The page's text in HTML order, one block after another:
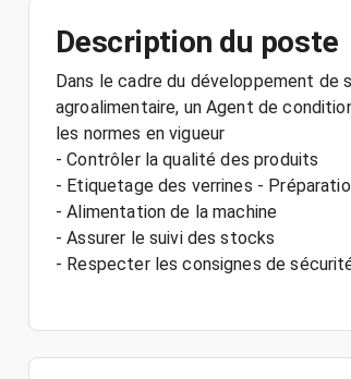
Description du poste
Dans le cadre du développement de
agroalimentaire, un Agent de
les normes en vigueur
- Contrôler la qualité des produits
- Etiquetage des verrines -
- Alimentation de la machine
- Assurer le suivi des stocks
- Respecter les consignes de